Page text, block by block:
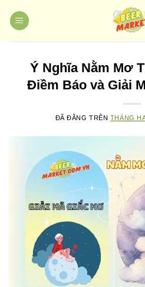
đến
Ý Nghĩa Nằm Mơ
Điềm Báo và Giải
ĐÃ ĐĂNG TRÊN THÁNG